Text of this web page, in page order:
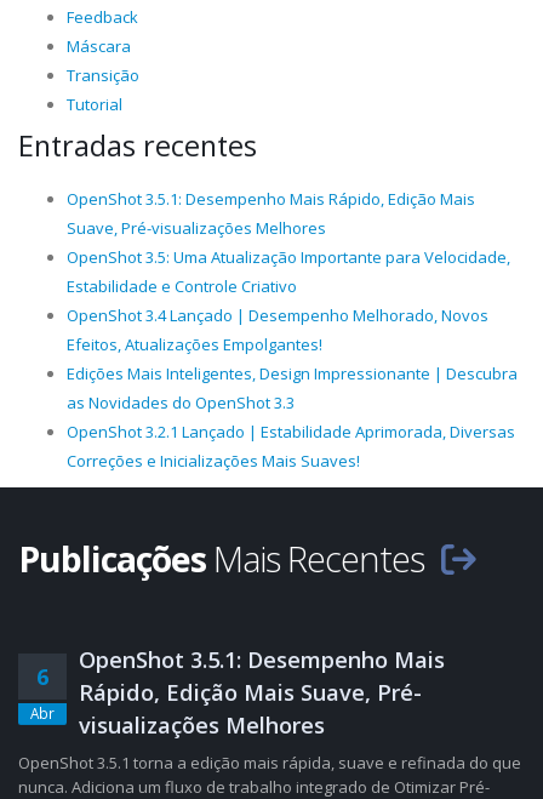
Feedback
Máscara
Transição
Tutorial
Entradas recentes
OpenShot 3.5.1: Desempenho Mais Rápido, Edição Mais
Suave, Pré-visualizações Melhores
OpenShot 3.5: Uma Atualização Importante para Velocidade,
Estabilidade e Controle Criativo
OpenShot 3.4 Lançado | Desempenho Melhorado, Novos
Efeitos, Atualizações Empolgantes!
Edições Mais Inteligentes, Design Impressionante | Descubra
as Novidades do OpenShot 3.3
OpenShot 3.2.1 Lançado | Estabilidade Aprimorada, Diversas
Correções e Inicializações Mais Suaves!
Publicações Mais Recentes
6
Abr
OpenShot 3.5.1: Desempenho Mais
Rápido, Edição Mais Suave, Pré-
visualizações Melhores
OpenShot 3.5.1 torna a edição mais rápida, suave e refinada do que
nunca. Adiciona um fluxo de trabalho integrado de Otimizar Pré-